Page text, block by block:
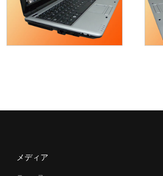
メディア